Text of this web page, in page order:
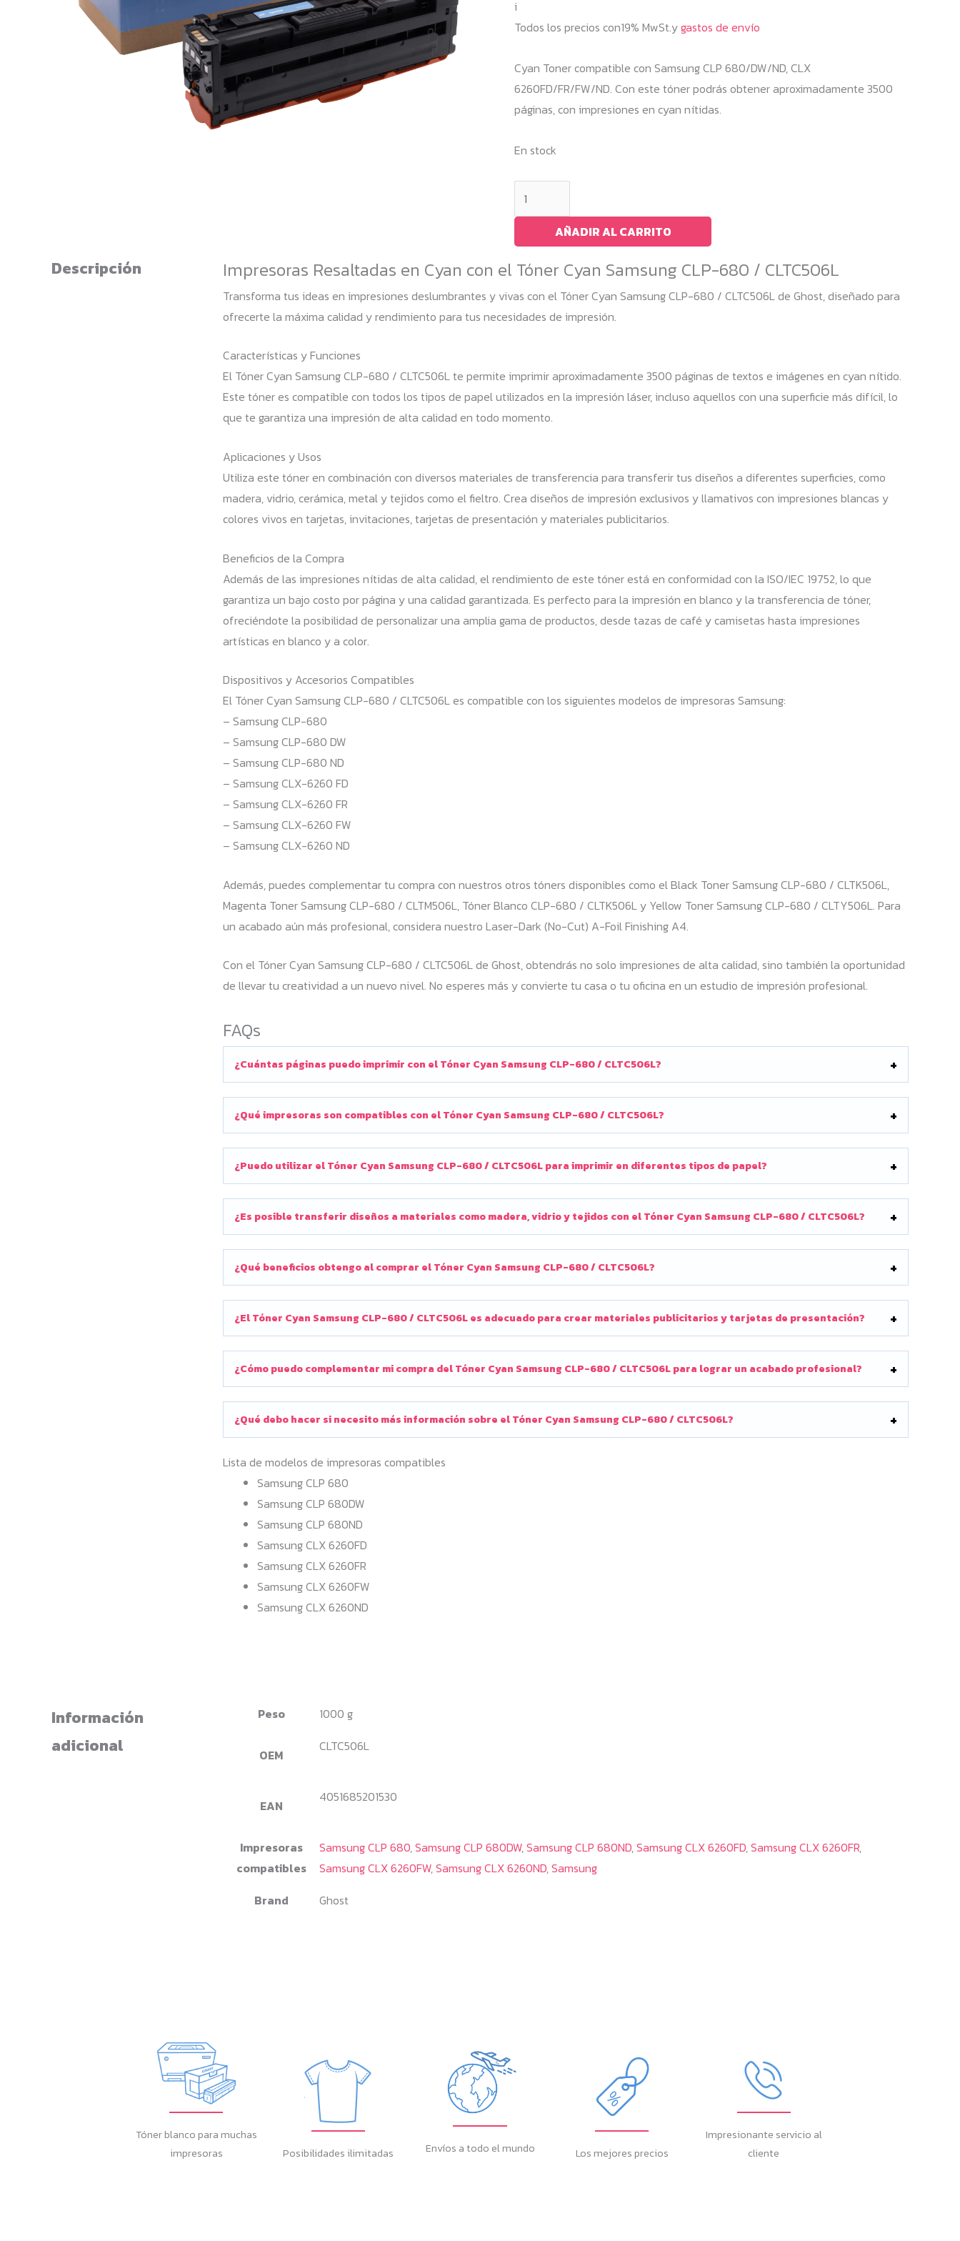
i
Todos los precios con19% MwSt.ygastos de envío
Cyan Toner compatible con Samsung CLP 680/DW/ND, CLX
6260FD/FR/FW/ND. Con este tóner podrás obtener aproximadamente 3500
páginas, con impresiones en cyan nítidas.
En stock
Samsung
CLP-
680
/
CLTC506L
AÑADIR AL CARRITO
Descripción Impresoras Resaltadas en Cyan con el Tóner Cyan Samsung CLP-680 / CLTC506L
Transforma tus ideas en impresiones deslumbrantes y vivas con el Tóner Cyan Samsung CLP-680 / CLTC506L de Ghost, diseñado para
ofrecerte la máxima calidad y rendimiento para tus necesidades de impresión.
Características y Funciones
El Tóner Cyan Samsung CLP-680 / CLTC506L te permite imprimir aproximadamente 3500 páginas de textos e imágenes en cyan nítido.
Este tóner es compatible con todos los tipos de papel utilizados en la impresión láser, incluso aquellos con una superficie más difícil, lo
que te garantiza una impresión de alta calidad en todo momento.
Aplicaciones y Usos
Utiliza este tóner en combinación con diversos materiales de transferencia para transferir tus diseños a diferentes superficies, como
madera, vidrio, cerámica, metal y tejidos como el fieltro. Crea diseños de impresión exclusivos y llamativos con impresiones blancas y
colores vivos en tarjetas, invitaciones, tarjetas de presentación y materiales publicitarios.
Beneficios de la Compra
Además de las impresiones nítidas de alta calidad, el rendimiento de este tóner está en conformidad con la ISO/IEC 19752, lo que
garantiza un bajo costo por página y una calidad garantizada. Es perfecto para la impresión en blanco y la transferencia de tóner,
ofreciéndote la posibilidad de personalizar una amplia gama de productos, desde tazas de café y camisetas hasta impresiones
artísticas en blanco y a color.
Dispositivos y Accesorios Compatibles
El Tóner Cyan Samsung CLP-680 / CLTC506L es compatible con los siguientes modelos de impresoras Samsung:
– Samsung CLP-680
– Samsung CLP-680 DW
– Samsung CLP-680 ND
– Samsung CLX-6260 FD
– Samsung CLX-6260 FR
– Samsung CLX-6260 FW
– Samsung CLX-6260 ND
Además, puedes complementar tu compra con nuestros otros tóners disponibles como el Black Toner Samsung CLP-680 / CLTK506L,
Magenta Toner Samsung CLP-680 / CLTM506L, Tóner Blanco CLP-680 / CLTK506L y Yellow Toner Samsung CLP-680 / CLTY506L. Para
un acabado aún más profesional, considera nuestro Laser-Dark (No-Cut) A-Foil Finishing A4.
Con el Tóner Cyan Samsung CLP-680 / CLTC506L de Ghost, obtendrás no solo impresiones de alta calidad, sino también la oportunidad
de llevar tu creatividad a un nuevo nivel. No esperes más y convierte tu casa o tu oficina en un estudio de impresión profesional.
FAQs
¿Cuántas páginas puedo imprimir con el Tóner Cyan Samsung CLP-680 / CLTC506L?
¿Qué impresoras son compatibles con el Tóner Cyan Samsung CLP-680 / CLTC506L?
¿Puedo utilizar el Tóner Cyan Samsung CLP-680 / CLTC506L para imprimir en diferentes tipos de papel?
¿Es posible transferir diseños a materiales como madera, vidrio y tejidos con el Tóner Cyan Samsung CLP-680 / CLTC506L?
¿Qué beneficios obtengo al comprar el Tóner Cyan Samsung CLP-680 / CLTC506L?
¿El Tóner Cyan Samsung CLP-680 / CLTC506L es adecuado para crear materiales publicitarios y tarjetas de presentación?
¿Cómo puedo complementar mi compra del Tóner Cyan Samsung CLP-680 / CLTC506L para lograr un acabado profesional?
¿Qué debo hacer si necesito más información sobre el Tóner Cyan Samsung CLP-680 / CLTC506L?
Lista de modelos de impresoras compatibles
Samsung CLP 680
Samsung CLP 680DW
Samsung CLP 680ND
Samsung CLX 6260FD
Samsung CLX 6260FR
Samsung CLX 6260FW
Samsung CLX 6260ND
Información
adicional
Peso 1000 g
OEM
CLTC506L
EAN
4051685201530
Impresoras
compatibles
Samsung CLP 680,Samsung CLP 680DW,Samsung CLP 680ND,Samsung CLX 6260FD,Samsung CLX 6260FR,
Samsung CLX 6260FW,Samsung CLX 6260ND,Samsung
Brand
Ghost
Tóner blanco para muchas
impresoras
Posibilidades ilimitadas Envíos a todo el mundo Los mejores precios
Impresionante servicio al
cliente